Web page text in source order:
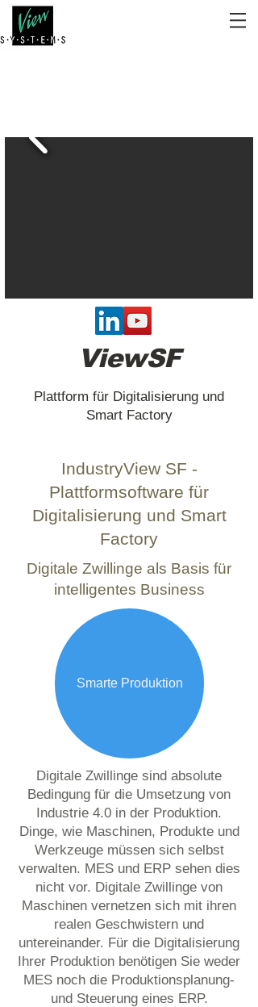
ViewSF
Plattform für Digitalisierung und
Smart Factory
IndustryView SF -
Plattformsoftware für
Digitalisierung und Smart
Factory
Digitale Zwillinge als Basis für
intelligentes Business
Smarte Produktion
Digitale Zwillinge sind absolute
Bedingung für die Umsetzung von
Industrie 4.0 in der Produktion.
Dinge, wie Maschinen, Produkte und
Werkzeuge müssen sich selbst
verwalten. MES und ERP sehen dies
nicht vor. Digitale Zwillinge von
Maschinen vernetzen sich mit ihren
realen Geschwistern und
untereinander. Für die Digitalisierung
Ihrer Produktion benötigen Sie weder
MES noch die Produktionsplanung-
und Steuerung eines ERP.